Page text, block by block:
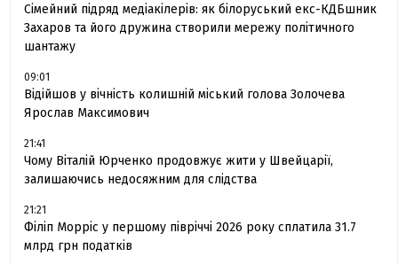
Сімейний підряд медіакілерів: як білоруський екс-КДБшник
Захаров та його дружина створили мережу політичного
шантажу
09:01
Відійшов у вічність колишній міський голова Золочева
Ярослав Максимович
21:41
Чому Віталій Юрченко продовжує жити у Швейцарії,
залишаючись недосяжним для слідства
21:21
Філіп Морріс у першому півріччі 2026 року сплатила 31.7
млрд грн податків